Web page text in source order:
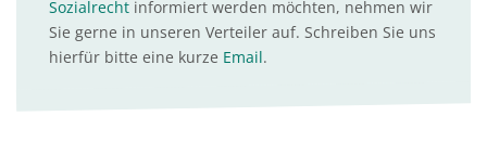
Sozialrecht informiert werden möchten, nehmen wir
Sie gerne in unseren Verteiler auf. Schreiben Sie uns
hierfür bitte eine kurze Email.